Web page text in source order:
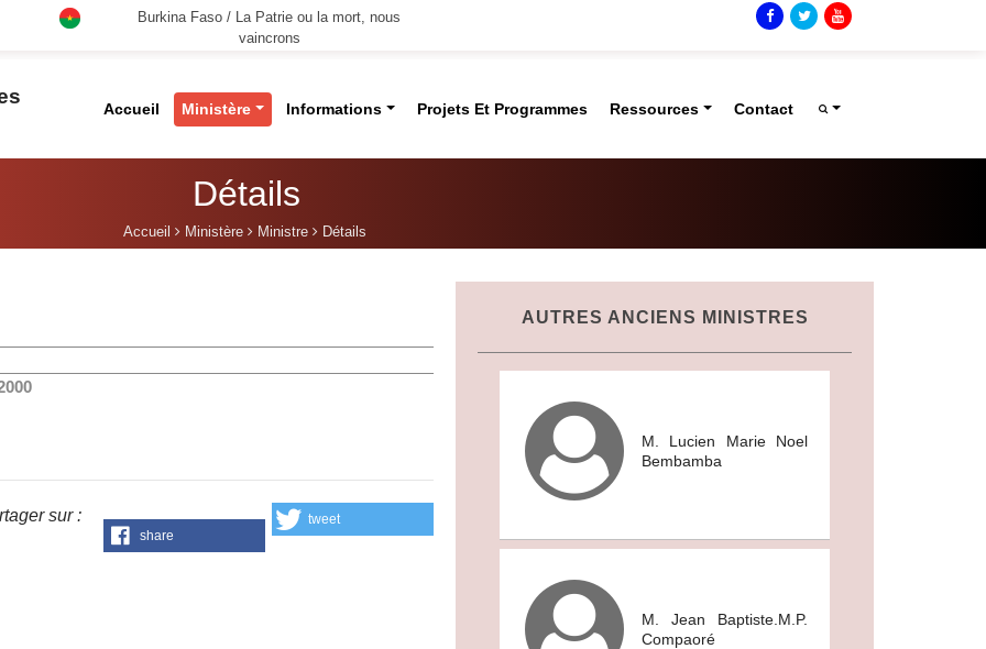
Burkina Faso / La Patrie ou la mort, nous
vaincrons
Accueil Ministère Informations Projets Et Programmes Ressources Contact
Détails
Accueil Ministère Ministre Détails
sur :
share
tweet
AUTRES ANCIENS MINISTRES
M. Lucien Marie Noel
Bembamba
M. Jean Baptiste.M.P.
Compaoré